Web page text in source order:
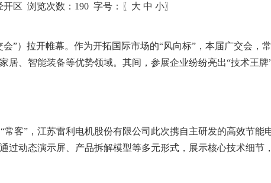
区 浏览次数： 190 字号：〖 大 中 小〗
”）拉开帷幕。作为开拓国际市场的“风向标”，本届广交会，
、智能装备等优势领域。其间，参展企业纷纷亮出“技术王牌
客”，江苏雷利电机股份有限公司此次携自主研发的高效节能
动态演示屏、产品拆解模型等多元形式，展示核心技术细节